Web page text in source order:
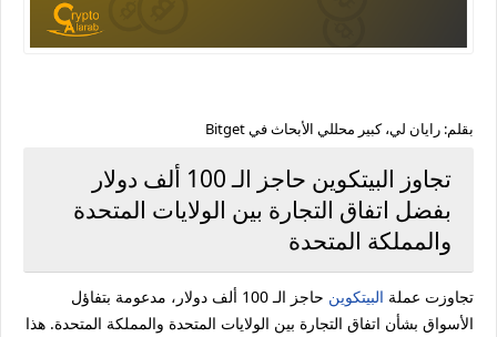
بقلم: رايان لي،كبير محللي الأبحاثفي Bitget
تجاوز البيتكوين حاجز الـ100 ألف دولار
بفضل اتفاق التجارة بين الولايات المتحدة
والمملكة المتحدة
تجاوزت عملة البيتكوين حاجز الـ 100 ألف دولار، مدعومة بتفاؤل
الأسواق بشأن اتفاق التجارة بين الولايات المتحدة والمملكة المتحدة. هذا